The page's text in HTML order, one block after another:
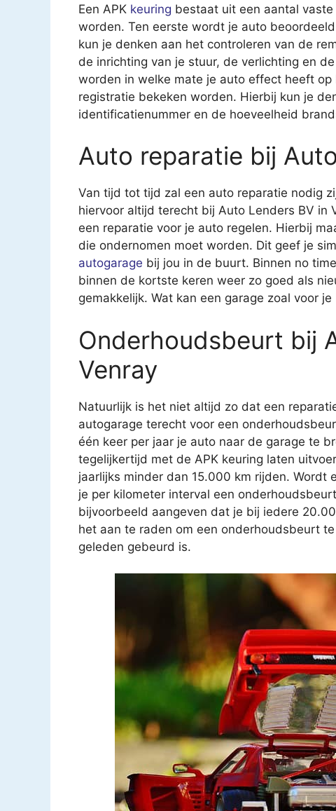
Een APK keuring bestaat uit een aantal
worden. Ten eerste wordt je auto
kun je denken aan het controleren van de
de inrichting van je stuur, de verlichting en
worden in welke mate je auto effect heeft
registratie bekeken worden. Hierbij kun je
identificatienummer en de hoeveelheid
Auto reparatie bij
Van tijd tot tijd zal een auto reparatie nodig
hiervoor altijd terecht bij Auto Lenders BV in
een reparatie voor je auto regelen. Hierbij
die ondernomen moet worden. Dit geef je
autogarage bij jou in de buurt. Binnen no
binnen de kortste keren weer zo goed als
gemakkelijk. Wat kan een garage zoal voor je
Onderhoudsbeurt bij
Venray
Natuurlijk is het niet altijd zo dat een
autogarage terecht voor een
één keer per jaar je auto naar de garage te
tegelijkertijd met de APK keuring laten
jaarlijks minder dan 15.000 km rijden.
je per kilometer interval een
bijvoorbeeld aangeven dat je bij iedere
het aan te raden om een onderhoudsbeurt
geleden gebeurd is.